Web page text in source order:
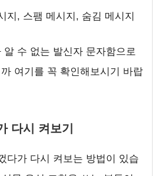
지, 스팸 메시지, 숨김 메시지
수 없는 발신자 문자함으로
여기를 꼭 확인해보시기 바랍
다시 켜보기
다가 다시 켜보는 방법이 있습